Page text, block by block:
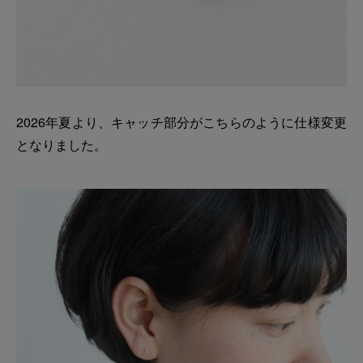
2026年夏より、キャッチ部分がこちらのように仕様変更
となりました。